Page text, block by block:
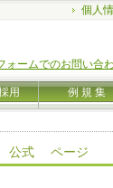
ォームでのお問い合
個人
用 例 規 集
公式 ページ